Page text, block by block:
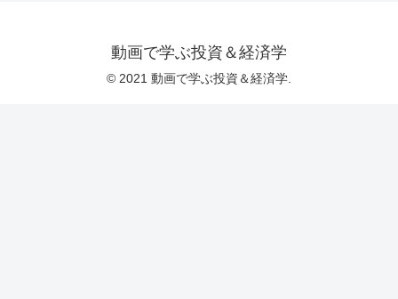
動画で学ぶ投資＆経済学
© 2021 動画で学ぶ投資＆経済学.